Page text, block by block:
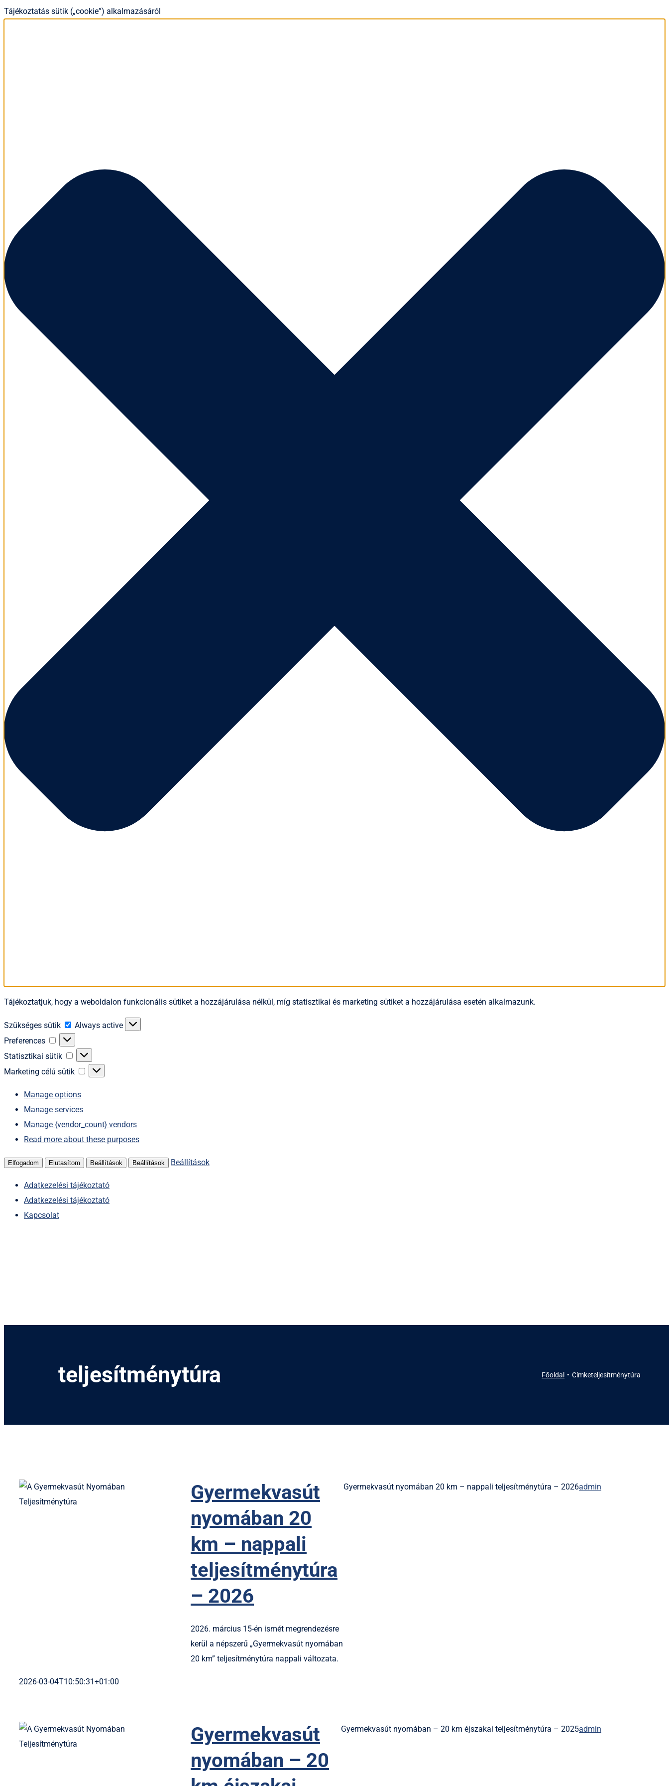
Tájékoztatás sütik („cookie”) alkalmazásáról
Tájékoztatjuk, hogy a weboldalon funkcionális sütiket a hozzájárulása nélkül, míg statisztikai és marketing sütiket a hozzájárulása esetén alkalmazunk.
Szükséges sütik
Szükséges
Always active
Preferences
Preferences
Statisztikai sütik
Statisztikai
sütik
Marketing célú sütik
Marketing
Manage options
Manage services
Manage {vendor_count} vendors
Read more about these purposes
Elfogadom Elutasítom Beállítások Beállítások Beállítások
Adatkezelési tájékoztató
Adatkezelési tájékoztató
Kapcsolat
teljesítménytúra Főoldal Címketeljesítménytúra
Gyermekvasút
nyomában 20
km – nappali
teljesítménytúra
– 2026
2026. március 15-én ismét megrendezésre
kerül a népszerű „Gyermekvasút nyomában
20 km” teljesítménytúra nappali változata.
Gyermekvasút nyomában 20 km – nappali teljesítménytúra – 2026admin
2026-03-04T10:50:31+01:00
Gyermekvasút
nyomában – 20
Gyermekvasút nyomában – 20 km éjszakai teljesítménytúra – 2025admin